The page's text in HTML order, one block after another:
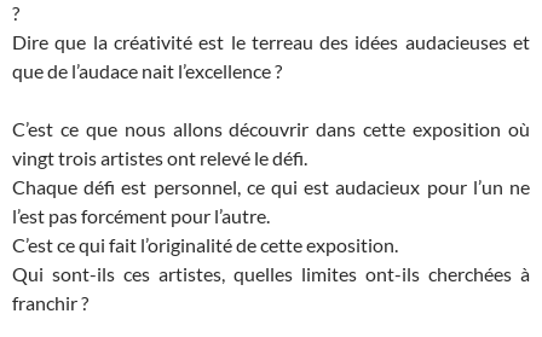
?
Dire que la créativité est le terreau des idées audacieuses et
que de l’audace nait l’excellence ?
C’est ce que nous allons découvrir dans cette exposition où
vingt trois artistes ont relevé le défi.
Chaque défi est personnel, ce qui est audacieux pour l’un ne
l’est pas forcément pour l’autre.
C’est ce qui fait l’originalité de cette exposition.
Qui sont-ils ces artistes, quelles limites ont-ils cherchées à
franchir ?